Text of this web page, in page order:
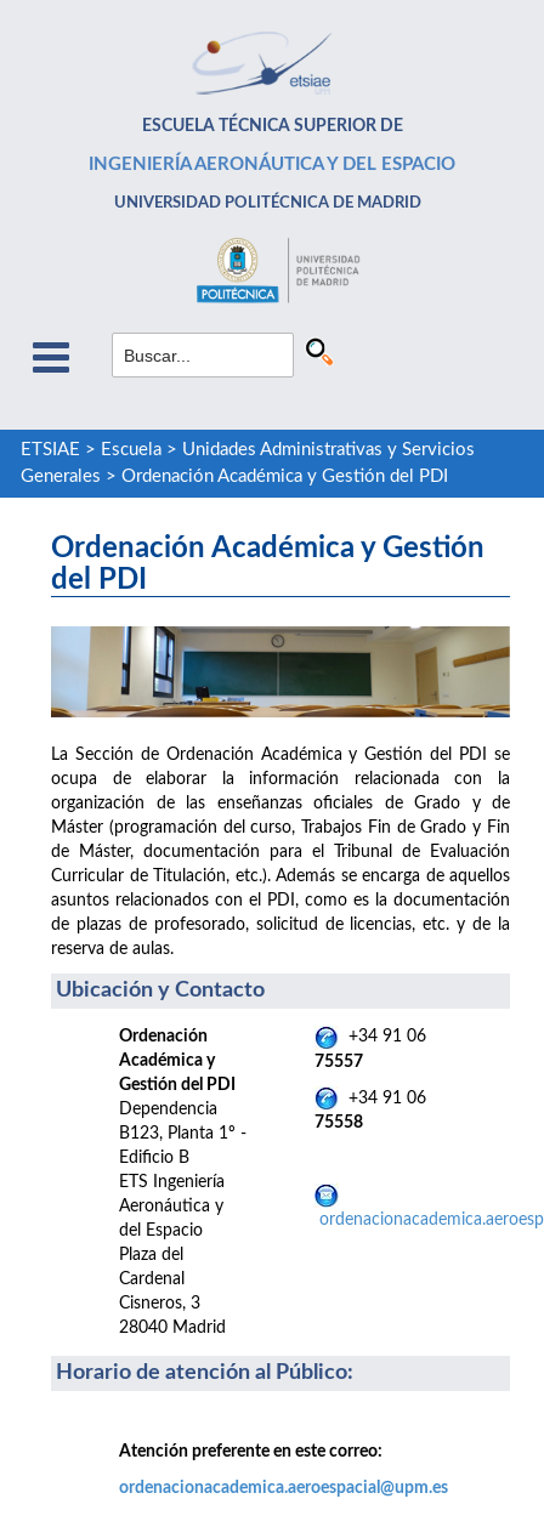
ESCUELA TÉCNICA SUPERIOR DE
INGENIERÍA AERONÁUTICA Y DEL ESPACIO
UNIVERSIDAD POLITÉCNICA DE MADRID
ETSIAE > Escuela> Unidades Administrativas y Servicios
Generales > Ordenación Académica y Gestión del PDI
Ordenación Académica y Gestión
del PDI
La Sección de Ordenación Académica y Gestión del PDI se
ocupa de elaborar la información relacionada con la
organización de las enseñanzas oficiales de Grado y de
Máster (programación del curso, Trabajos Fin de Grado y Fin
de Máster, documentación para el Tribunal de Evaluación
Curricular de Titulación, etc.). Además se encarga de aquellos
asuntos relacionados con el PDI, como es la documentación
de plazas de profesorado, solicitud de licencias, etc. y de la
reserva de aulas.
Ubicación y Contacto
Ordenación
Académica y
Gestión del PDI
Dependencia
B123, Planta 1º -
Edificio B
ETS Ingeniería
Aeronáutica y
del Espacio
Plaza del
Cardenal
Cisneros, 3
28040 Madrid
+34 91 06
75557
+34 91 06
75558
Horario de atención al Público:
Atención preferente en este correo:
ordenacionacademica.aeroespacial@upm.es